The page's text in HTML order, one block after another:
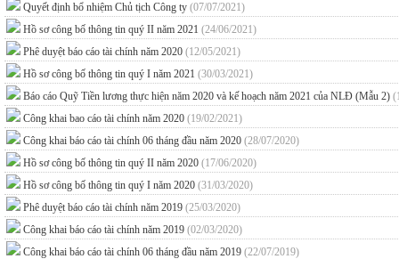
Quyết định bổ nhiệm Chủ tịch Công ty (07/07/2021)
Hồ sơ công bố thông tin quý II năm 2021 (24/06/2021)
Phê duyệt báo cáo tài chính năm 2020 (12/05/2021)
Hồ sơ công bố thông tin quý I năm 2021 (30/03/2021)
Báo cáo Quỹ Tiền lương thực hiện năm 2020 và kế hoạch năm 2021 của NLĐ (Mẫu 2)
Công khai bao cáo tài chính năm 2020 (19/02/2021)
Công khai báo cáo tài chính 06 tháng đầu năm 2020 (28/07/2020)
Hồ sơ công bố thông tin quý II năm 2020 (17/06/2020)
Hồ sơ công bố thông tin quý I năm 2020 (31/03/2020)
Phê duyệt báo cáo tài chính năm 2019 (25/03/2020)
Công khai báo cáo tài chính năm 2019 (02/03/2020)
Công khai báo cáo tài chính 06 tháng đầu năm 2019 (22/07/2019)